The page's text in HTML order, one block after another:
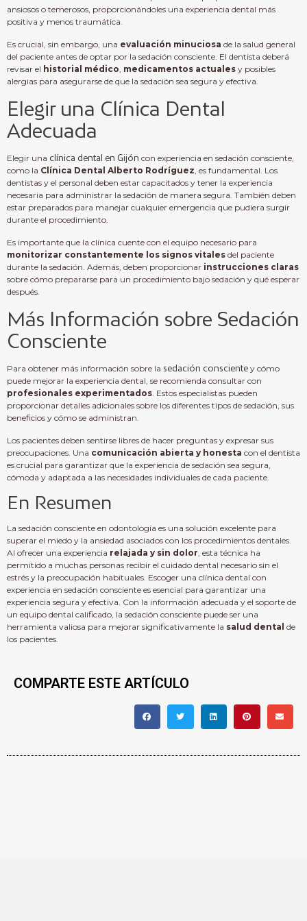
ansiosos o temerosos, proporcionándoles una experiencia dental más
positiva y menos traumática.
Es crucial, sin embargo, una evaluación minuciosa de la salud general
del paciente antes de optar por la sedación consciente. El dentista deberá
revisar el historial médico medicamentos actuales y posibles
alergias para asegurarse de que la sedación sea segura y efectiva.
Elegir una Clínica Dental
Adecuada
Elegir una clínica dental en Gijón con experiencia en sedación consciente,
como la Clínica Dental Alberto Rodríguez , es fundamental. Los
dentistas y el personal deben estar capacitados y tener la experiencia
necesaria para administrar la sedación de manera segura. También deben
estar preparados para manejar cualquier emergencia que pudiera surgir
durante el procedimiento.
Es importante que la clínica cuente con el equipo necesario para
monitorizar constantemente los signos vitales del paciente
durante la sedación. Además, deben proporcionar instrucciones claras
sobre cómo prepararse para un procedimiento bajo sedación y qué esperar
después.
Más Información sobre Sedación
Consciente
Para obtener más información sobre la sedación consciente y cómo
puede mejorar la experiencia dental, se recomienda consultar con
profesionales experimentados . Estos especialistas pueden
proporcionar detalles adicionales sobre los diferentes tipos de sedación, sus
beneficios y cómo se administran.
Los pacientes deben sentirse libres de hacer preguntas y expresar sus
preocupaciones. Una comunicación abierta y honesta con el dentista
es crucial para garantizar que la experiencia de sedación sea segura,
cómoda y adaptada a las necesidades individuales de cada paciente.
En Resumen
La sedación consciente en odontología es una solución excelente para
superar el miedo y la ansiedad asociados con los procedimientos dentales.
Al ofrecer una experiencia relajada y sin dolor , esta técnica ha
permitido a muchas personas recibir el cuidado dental necesario sin el
estrés y la preocupación habituales. Escoger una clínica dental con
experiencia en sedación consciente es esencial para garantizar una
experiencia segura y efectiva. Con la información adecuada y el soporte de
un equipo dental calificado, la sedación consciente puede ser una
herramienta valiosa para mejorar significativamente la salud dental de
los pacientes.
COMPARTE ESTE ARTÍCULO
UTILIZADO PARA TRATAR LA DISFUNCIÓN
ERÉCTIL, TIENE VARIAS ADVERTENCIAS
ANTES DE SU CONSUMO. PRIMERO, ES